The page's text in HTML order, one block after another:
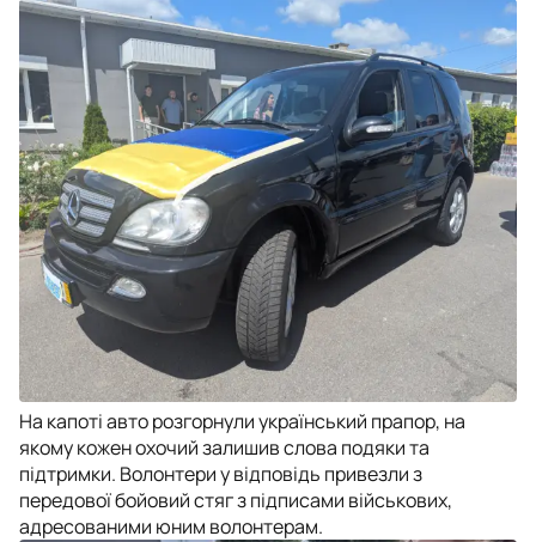
На капоті авто розгорнули український прапор, на
якому кожен охочий залишив слова подяки та
підтримки. Волонтери у відповідь привезли з
передової бойовий стяг з підписами військових,
адресованими юним волонтерам.